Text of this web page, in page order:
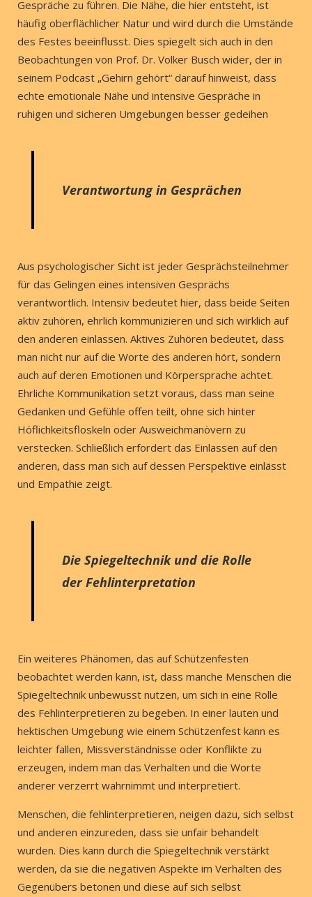
Gespräche zu führen. Die Nähe, die hier entsteht, ist
häufig oberflächlicher Natur und wird durch die Umstände
des Festes beeinflusst. Dies spiegelt sich auch in den
Beobachtungen von Prof. Dr. Volker Busch wider, der in
seinem Podcast „Gehirn gehört“ darauf hinweist, dass
echte emotionale Nähe und intensive Gespräche in
ruhigen und sicheren Umgebungen besser gedeihen
Verantwortung in Gesprächen
Aus psychologischer Sicht ist jeder Gesprächsteilnehmer
für das Gelingen eines intensiven Gesprächs
verantwortlich. Intensiv bedeutet hier, dass beide Seiten
aktiv zuhören, ehrlich kommunizieren und sich wirklich auf
den anderen einlassen. Aktives Zuhören bedeutet, dass
man nicht nur auf die Worte des anderen hört, sondern
auch auf deren Emotionen und Körpersprache achtet.
Ehrliche Kommunikation setzt voraus, dass man seine
Gedanken und Gefühle offen teilt, ohne sich hinter
Höflichkeitsfloskeln oder Ausweichmanövern zu
verstecken. Schließlich erfordert das Einlassen auf den
anderen, dass man sich auf dessen Perspektive einlässt
und Empathie zeigt.
Die Spiegeltechnik und die Rolle
der Fehlinterpretation
Ein weiteres Phänomen, das auf Schützenfesten
beobachtet werden kann, ist, dass manche Menschen die
Spiegeltechnik unbewusst nutzen, um sich in eine Rolle
des Fehlinterpretieren zu begeben. In einer lauten und
hektischen Umgebung wie einem Schützenfest kann es
leichter fallen, Missverständnisse oder Konflikte zu
erzeugen, indem man das Verhalten und die Worte
anderer verzerrt wahrnimmt und interpretiert.
Menschen, die fehlinterpretieren, neigen dazu, sich selbst
und anderen einzureden, dass sie unfair behandelt
wurden. Dies kann durch die Spiegeltechnik verstärkt
werden, da sie die negativen Aspekte im Verhalten des
Gegenübers betonen und diese auf sich selbst